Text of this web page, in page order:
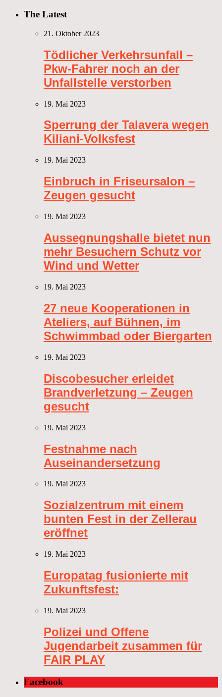
The Latest
21. Oktober 2023
Tödlicher Verkehrsunfall –
Pkw-Fahrer noch an der
Unfallstelle verstorben
19. Mai 2023
Sperrung der Talavera wegen
Kiliani-Volksfest
19. Mai 2023
Einbruch in Friseursalon –
Zeugen gesucht
19. Mai 2023
Aussegnungshalle bietet nun
mehr Besuchern Schutz vor
Wind und Wetter
19. Mai 2023
27 neue Kooperationen in
Ateliers, auf Bühnen, im
Schwimmbad oder Biergarten
19. Mai 2023
Discobesucher erleidet
Brandverletzung – Zeugen
gesucht
19. Mai 2023
Festnahme nach
Auseinandersetzung
19. Mai 2023
Sozialzentrum mit einem
bunten Fest in der Zellerau
eröffnet
19. Mai 2023
Europatag fusionierte mit
Zukunftsfest:
19. Mai 2023
Polizei und Offene
Jugendarbeit zusammen für
FAIR PLAY
Facebook